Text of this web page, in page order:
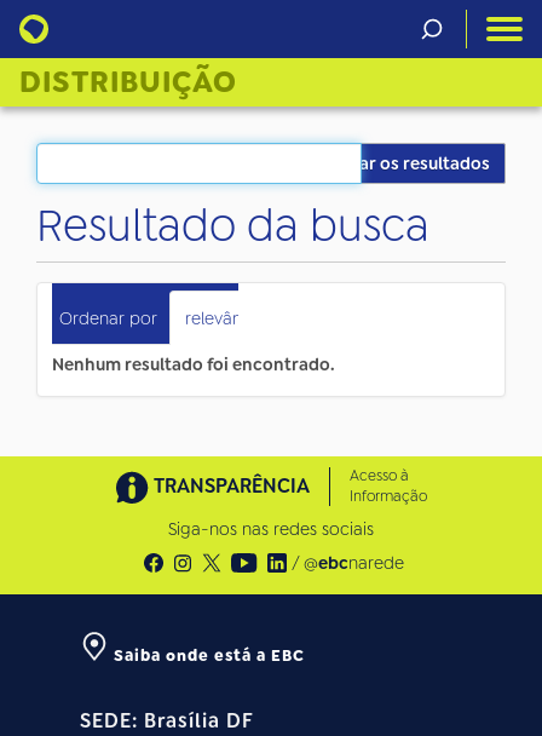
DISTRIBUIÇÃO
Filtrar os resultados
Resultado da busca
Ordenar por relevância
Nenhum resultado foi encontrado.
TRANSPARÊNCIA
Acesso à
Informação
Siga-nos nas redes sociais
/ @ebcnarede
Saiba onde está a EBC
SEDE: Brasília DF